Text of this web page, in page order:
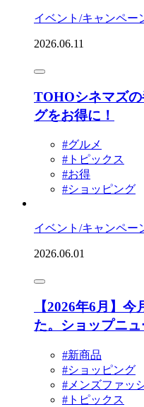
イベント/キャンペー
2026.06.11
TOHOシネマズ
グをお得に！
#グルメ
#トピックス
#お得
#ショッピング
イベント/キャンペー
2026.06.01
【2026年6月】
た。ショップニ
#新商品
#ショッピング
#メンズファッ
#トピックス